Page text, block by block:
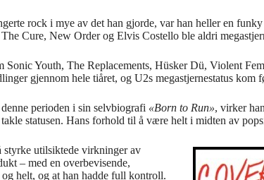
rock i mye av det han gjorde, var han heller en
Cure, New Order og Elvis Costello ble aldri
Youth, The Replacements, Hüsker Dü, Violent
gjennom hele tiåret, og U2s megastjernestatus kom
perioden i sin selvbiografi «Born to Run», virker
statusen. Hans forhold til å være helt i midten av
styrke utilsiktede virkninger av
– med en overbevisende,
helt, og at han hadde full kontroll.